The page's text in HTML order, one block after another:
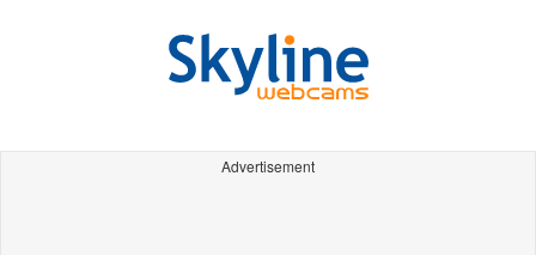
Advertisement